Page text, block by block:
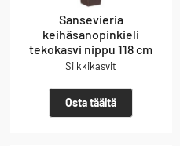
Sansevieria
keihäsanopinkieli
tekokasvi nippu 118 cm
Silkkikasvit
Osta täältä